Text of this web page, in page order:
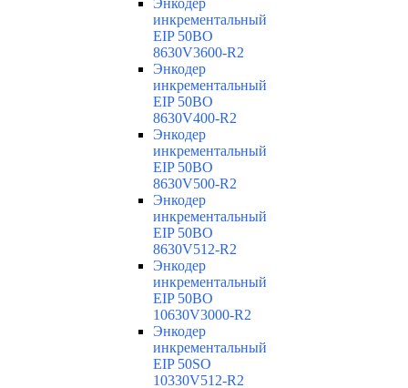
Энкодер
инкрементальный
EIP 50BO
8630V3600-R2
Энкодер
инкрементальный
EIP 50BO
8630V400-R2
Энкодер
инкрементальный
EIP 50BO
8630V500-R2
Энкодер
инкрементальный
EIP 50BO
8630V512-R2
Энкодер
инкрементальный
EIP 50BO
10630V3000-R2
Энкодер
инкрементальный
EIP 50SO
10330V512-R2